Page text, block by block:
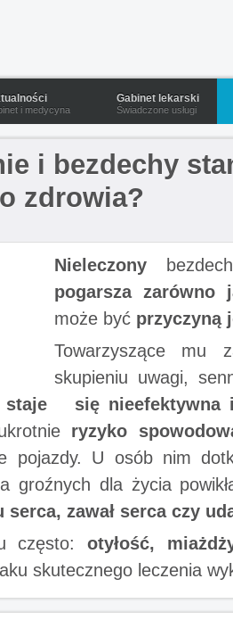
i medycyna
Gabinet lekarski
Świadczone usługi
i bezdechy
zdrowia?
Nieleczony
pogarsza zarówno
może być przyczyną
Towarzyszące mu
skupieniu uwagi,
staje się nieefektywna
ryzyko
pojazdy. U osób nim
groźnych dla życia
serca, zawał serca czy
często: otyłość,
skutecznego leczenia